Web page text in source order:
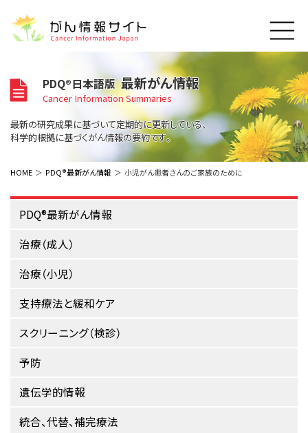
About Cancer Information Japan
プライバシーポリシー
お問い合わせ
関連リンク
がんの種類
Cancer Types
頭頸部
消化管
肝胆膵
泌尿器
皮膚
胚細胞
内分泌
最新がん情報
治療（成人）
スクリーニング（検診）
予防
遺伝学的情報
がん用語辞書
お知らせ一覧
News
PDQ®日本語版最新がん情報
Cancer Information Summaries
最新の研究成果に基づいて定期的に更新している、
科学的根拠に基づくがん情報の要約です。
HOME PDQ®最新がん情報 小児がん患者さんのご家族のために
PDQ®最新がん情報
治療（成人）
治療（小児）
支持療法と緩和ケア
スクリーニング（検診）
予防
遺伝学的情報
統合、代替、補完療法